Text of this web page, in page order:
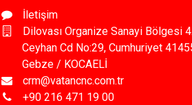
İletişim
Dilovası Organize Sanayi Bölgesi
Ceyhan Cd No:29, Cumhuriyet
Gebze / KOCAELİ
crm@vatancnc.com.tr
+90 216 471 19 00